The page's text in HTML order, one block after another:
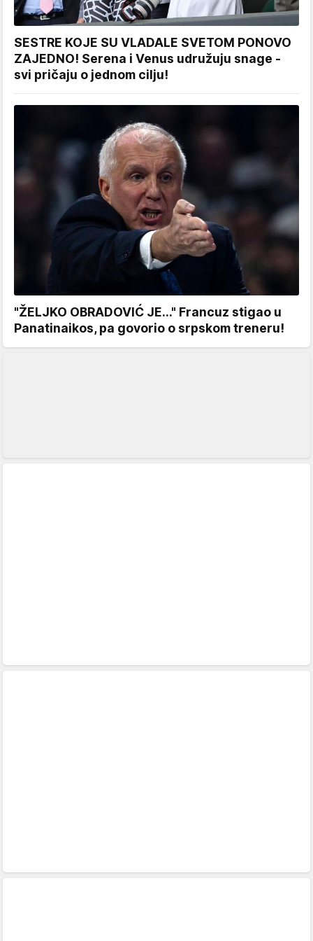
SESTRE KOJE SU VLADALE SVETOM PONOVO
ZAJEDNO! Serena i Venus udružuju snage -
svi pričaju o jednom cilju!
"ŽELJKO OBRADOVIĆ JE..." Francuz stigao u
Panatinaikos, pa govorio o srpskom treneru!